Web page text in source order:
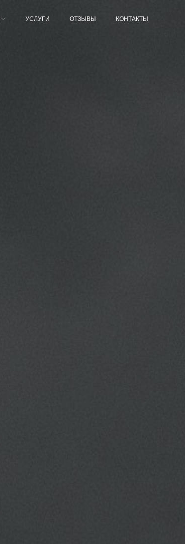
УСЛУГИ ОТЗЫВЫ КОНТАКТЫ